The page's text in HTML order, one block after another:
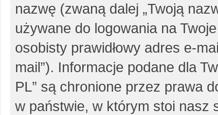
nazwę (zwaną dalej „Twoją
używane do logowania na
osobisty prawidłowy adres e-
mail”). Informacje podane dla
PL” są chronione przez prawa
w państwie, w którym stoi nasz